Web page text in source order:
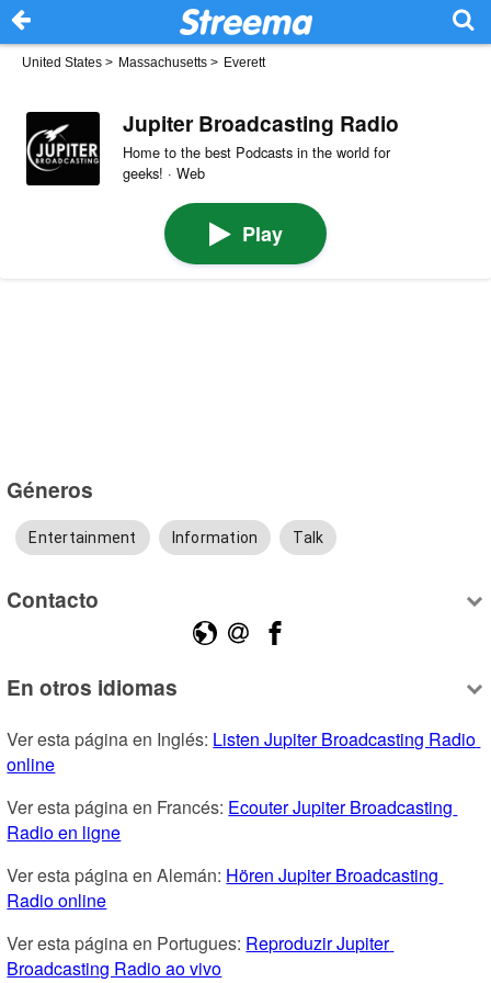
United States > Massachusetts > Everett
Jupiter Broadcasting Radio
Home to the best Podcasts in the world for
geeks! · Web
Play
Géneros
Entertainment Information Talk
Contacto
En otros idiomas
Ver esta página en Inglés: Listen Jupiter Broadcasting Radio
online
Ver esta página en Francés: Ecouter Jupiter Broadcasting
Radio en ligne
Ver esta página en Alemán: Hören Jupiter Broadcasting
Radio online
Ver esta página en Portugues: Reproduzir Jupiter
Broadcasting Radio ao vivo